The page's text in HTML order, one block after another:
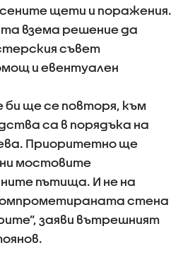
щети и поражения.
взема решение да
съвет
и евентуален
би ще се повторя, към
са в порядъка на
Приоритетно ще
мостовите
пътища. И не на
стена
заяви вътрешният